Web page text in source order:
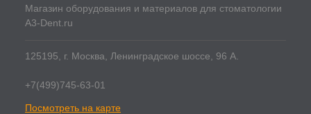
Магазин оборудования и материалов для стоматологии
A3-Dent.ru
125195, г. Москва, Ленинградское шоссе, 96 А.
+7(499)745-63-01
Посмотреть на карте